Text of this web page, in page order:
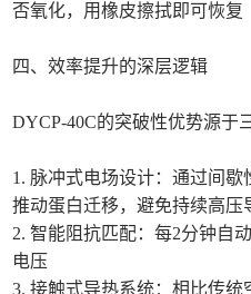
否氧化，用橡皮擦拭即可恢复
四、效率提升的深层逻辑
DYCP-40C的突破性优势源于
1. 脉冲式电场设计：通过间歇
推动蛋白迁移，避免持续高压
2. 智能阻抗匹配：每2分钟自
电压
3. 接触式导热系统：相比传